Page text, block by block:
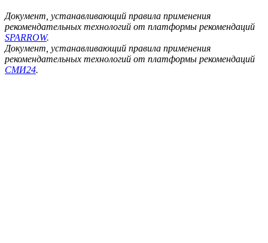
Документ, устанавливающий правила применения
рекомендательных технологий от платформы рекомендаций
SPARROW.
Документ, устанавливающий правила применения
рекомендательных технологий от платформы рекомендаций
СМИ24.